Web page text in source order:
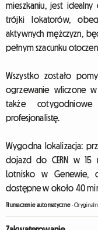
mieszkaniu, jest
trójki lokatorów,
aktywnych mężczyzn,
pełnym szacunku
Wszystko zostało
ogrzewanie wliczone
także
profesjonalistę.
Wygodna lokalizacja:
dojazd do CERN w 15
Lotnisko w
dostępne w około 40
Tłumaczenie automatyczne-